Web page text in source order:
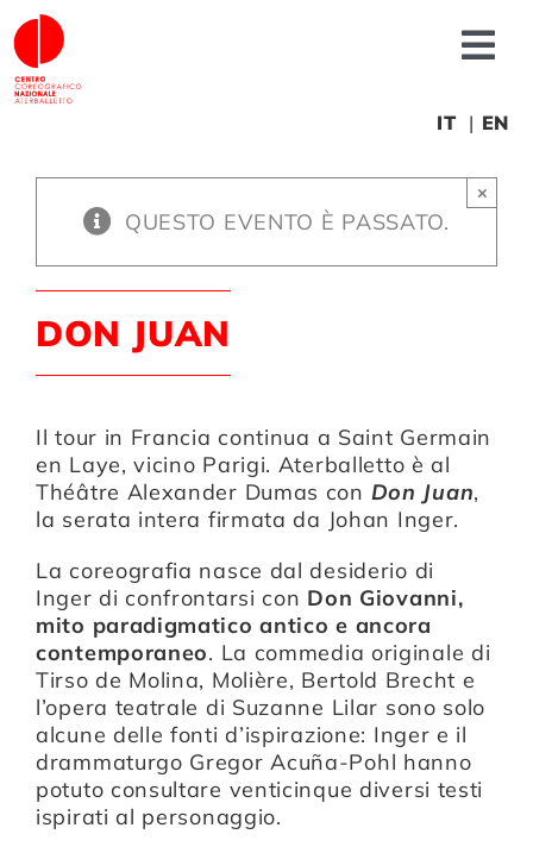
Salta
al
contenuto
Fonderia
Formazione
Compagnia
Sostienici
Calendario
IT EN
QUESTO EVENTO È PASSATO.
×
DON JUAN
Il tour in Francia continua a Saint Germain
en Laye, vicino Parigi. Aterballetto è al
Théâtre Alexander Dumas con Don Juan,
la serata intera firmata da Johan Inger.
La coreografia nasce dal desiderio di
Inger di confrontarsi con Don Giovanni,
mito paradigmatico antico e ancora
contemporaneo. La commedia originale di
Tirso de Molina, Molière, Bertold Brecht e
l’opera teatrale di Suzanne Lilar sono solo
alcune delle fonti d’ispirazione: Inger e il
drammaturgo Gregor Acuña-Pohl hanno
potuto consultare venticinque diversi testi
ispirati al personaggio.